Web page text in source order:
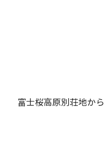
富士桜高原別荘地から